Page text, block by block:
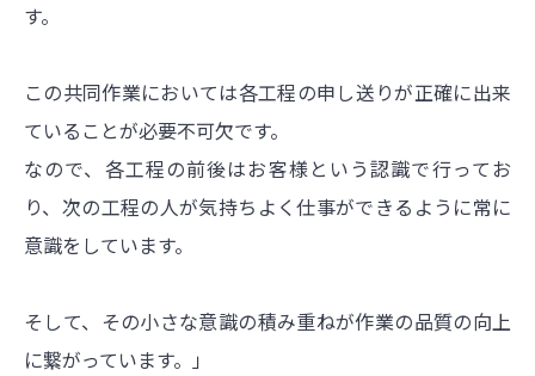
す。
この共同作業においては各工程の申し送りが正確に出来
ていることが必要不可欠です。
なので、各工程の前後はお客様という認識で行ってお
り、次の工程の人が気持ちよく仕事ができるように常に
意識をしています。
そして、その小さな意識の積み重ねが作業の品質の向上
に繋がっています。」